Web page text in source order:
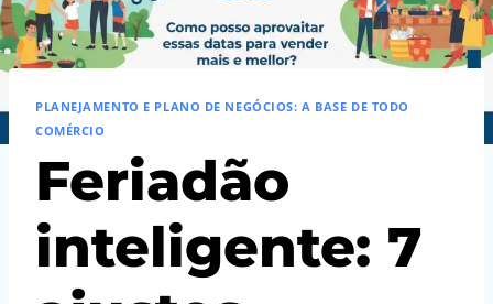
PLANEJAMENTO E PLANO DE NEGÓCIOS: A BASE DE TODO
COMÉRCIO
Feriadão
inteligente: 7